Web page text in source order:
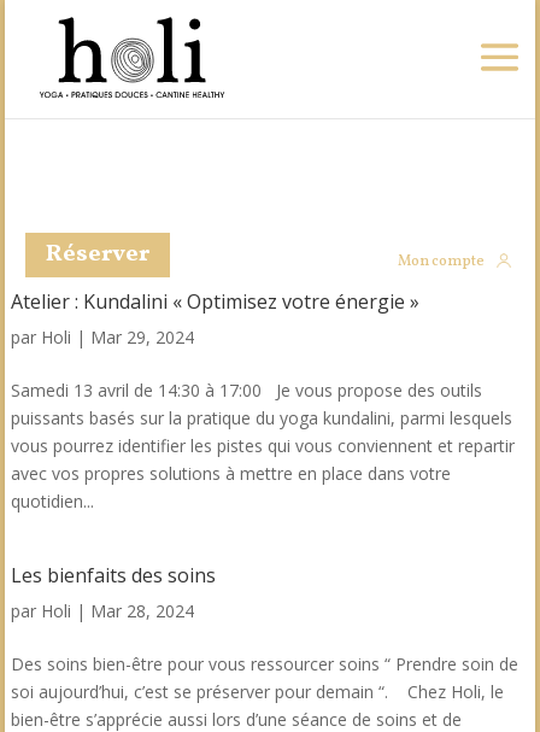
Réserver Mon compte
Atelier : Kundalini « Optimisez votre énergie »
par Holi | Mar 29, 2024
Samedi 13 avril de 14:30 à 17:00 Je vous propose des outils
puissants basés sur la pratique du yoga kundalini, parmi lesquels
vous pourrez identifier les pistes qui vous conviennent et repartir
avec vos propres solutions à mettre en place dans votre
quotidien...
Les bienfaits des soins
par Holi | Mar 28, 2024
Des soins bien-être pour vous ressourcer soins “ Prendre soin de
soi aujourd’hui, c’est se préserver pour demain “. Chez Holi, le
bien-être s’apprécie aussi lors d’une séance de soins et de